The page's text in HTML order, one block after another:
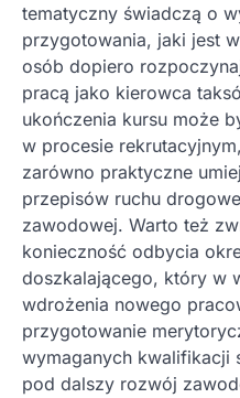
tematyczny świadczą o
przygotowania, jaki jest
osób dopiero
pracą jako kierowca
ukończenia kursu może
w procesie
zarówno praktyczne
przepisów ruchu
zawodowej. Warto też
konieczność odbycia
doszkalającego, który w
wdrożenia nowego
przygotowanie
wymaganych kwalifikacji
pod dalszy rozwój